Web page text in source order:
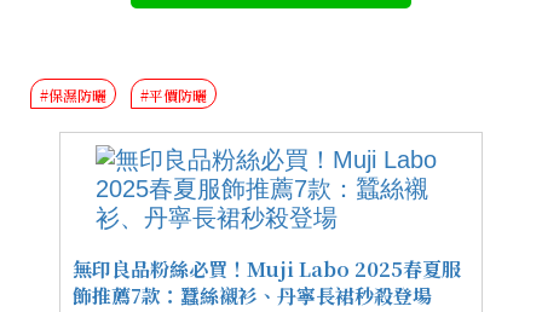
#保濕防曬 #平價防曬
無印良品粉絲必買！Muji Labo 2025春夏服
飾推薦7款：蠶絲襯衫、丹寧長裙秒殺登場